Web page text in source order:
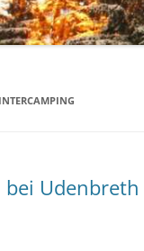
bei Udenbreth